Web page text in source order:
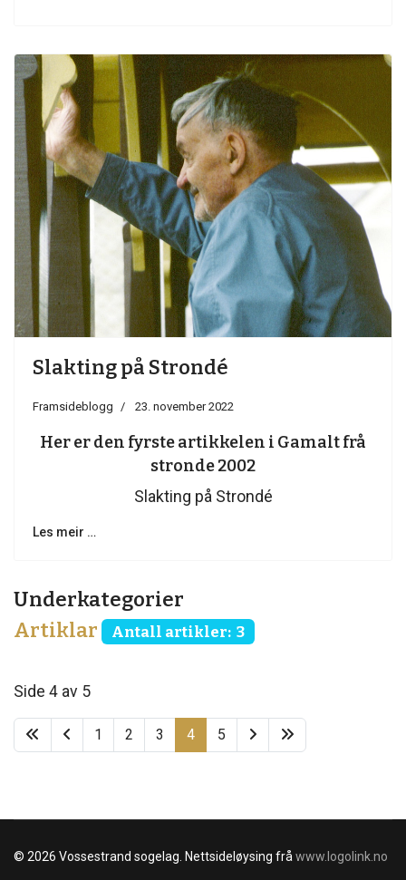
Slakting på Strondé
Framsideblogg 23. november 2022
Her er den fyrste artikkelen i Gamalt frå
stronde 2002
Slakting på Strondé
Les meir …
Underkategorier
Artiklar
Antall artikler: 3
Side 4 av 5
1 2 3 4 5
© 2026 Vossestrand sogelag. Nettsideløysing frå www.logolink.no